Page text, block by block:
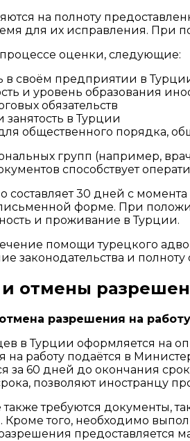
на полноту
для их исправления. При
оценки, следующие:
в своём предприятии в
и уровень образования
обязательств
в Турции
общественного порядка,
групп (например,
способствует
30 дней с
форме. При
и проживание в Турции.
помощи турецкого
законодательства и полноту
отмены
разрешения на
в Турции оформляется на
работу подаётся в
за 60 дней до окончания
позволяют иностранцу
требуются документы,
того, необходимо